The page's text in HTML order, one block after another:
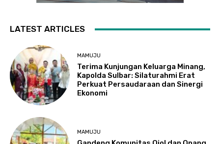
LATEST ARTICLES
MAMUJU
Terima Kunjungan Keluarga Minang,
Kapolda Sulbar: Silaturahmi Erat
Perkuat Persaudaraan dan Sinergi
Ekonomi
MAMUJU